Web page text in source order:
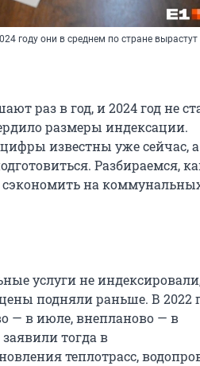
году они в среднем по стране вырастут
раз в год, и 2024 год не
размеры индексации.
известны уже сейчас, а
Разбираемся,
на
услуги не
подняли раньше. В 2022
— в июле, внепланово — в
тогда в
теплотрасс,